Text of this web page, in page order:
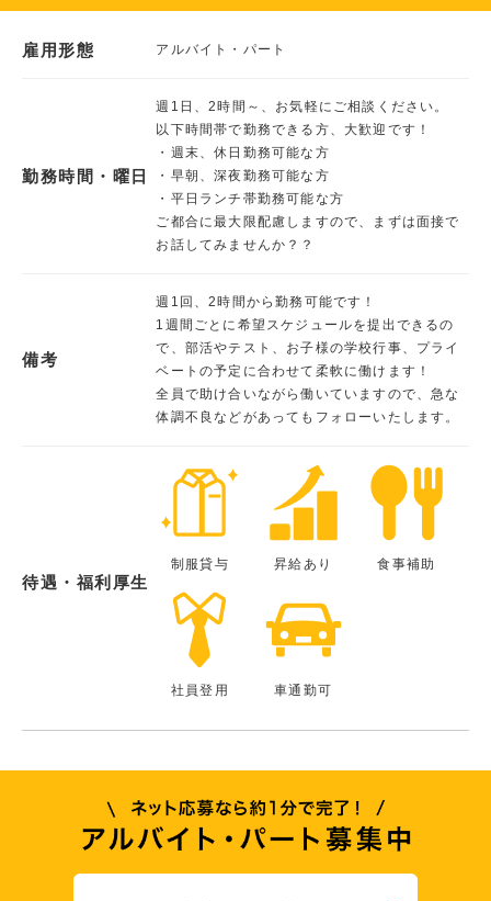
雇用形態 アルバイト・パート
勤務時間・曜日
週1日、2時間～、お気軽にご相談ください。
以下時間帯で勤務できる方、大歓迎です！
・週末、休日勤務可能な方
・早朝、深夜勤務可能な方
・平日ランチ帯勤務可能な方
ご都合に最大限配慮しますので、まずは面接で
お話してみませんか？？
備考
週1回、2時間から勤務可能です！
1週間ごとに希望スケジュールを提出できるの
で、部活やテスト、お子様の学校行事、プライ
ベートの予定に合わせて柔軟に働けます！
全員で助け合いながら働いていますので、急な
体調不良などがあってもフォローいたします。
待遇・福利厚生
制服貸与 昇給あり 食事補助
社員登用 車通勤可